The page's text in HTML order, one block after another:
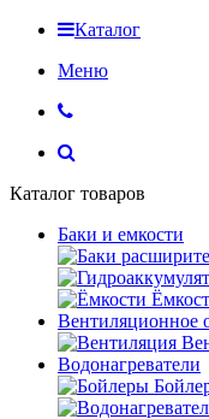
Каталог
Меню
Каталог товаров
Баки и емкости
Вентиляционное
Водонагреватели